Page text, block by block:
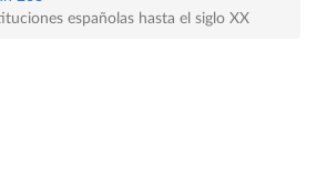
españolas hasta el siglo XX